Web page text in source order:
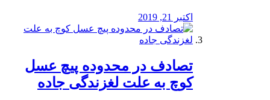
اکتبر 21, 2019
تصادف در محدوده پیچ عسل
کوچ به علت لغزندگی جاده